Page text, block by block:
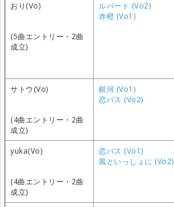
おり(Vo)
(5曲エントリー・2曲
成立)
ルバート (Vo2)
赤橙 (Vo1)
サトウ(Vo)
(4曲エントリー・2曲
成立)
銀河 (Vo1)
恋バス (Vo2)
yuka(Vo)
(4曲エントリー・2曲
成立)
恋バス (Vo1)
風といっしょに (Vo2)